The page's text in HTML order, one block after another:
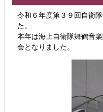
令和６年度第３９回自衛
た。
本年は海上自衛隊舞鶴音
会となりました。